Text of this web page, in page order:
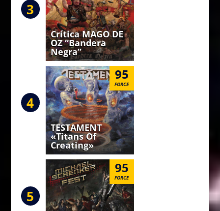
3
Crítica MAGO DE
OZ “Bandera
Negra”
4
95
FORCE
TESTAMENT
«Titans Of
Creating»
5
95
FORCE